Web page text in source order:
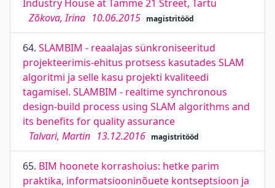
Industry House at Tamme 21 Street, Tartu
Zõkova, Irina 10.06.2015 magistritööd
64. SLAMBIM - reaalajas sünkroniseeritud
projekteerimis-ehitus protsess kasutades SLAM
algoritmi ja selle kasu projekti kvaliteedi
tagamisel. SLAMBIM - realtime synchronous
design-build process using SLAM algorithms and
its benefits for quality assurance
Talvari, Martin 13.12.2016 magistritööd
65. BIM hoonete korrashoius: hetke parim
praktika, informatsiooninõuete kontseptsioon ja